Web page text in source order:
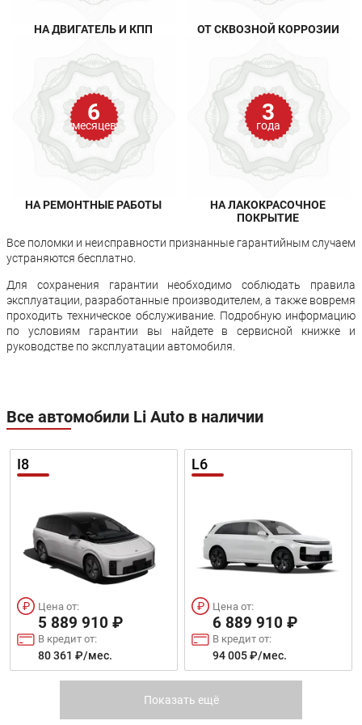
НА ДВИГАТЕЛЬ И КПП ОТ СКВОЗНОЙ КОРРОЗИИ
6
месяцев
НА РЕМОНТНЫЕ РАБОТЫ
3
года
НА ЛАКОКРАСОЧНОЕ
ПОКРЫТИЕ
Все поломки и неисправности признанные гарантийным случаем
устраняются бесплатно.
Для сохранения гарантии необходимо соблюдать правила
эксплуатации, разработанные производителем, а также вовремя
проходить техническое обслуживание. Подробную информацию
по условиям гарантии вы найдете в сервисной книжке и
руководстве по эксплуатации автомобиля.
Все автомобили Li Auto в наличии
I8
Цена от:
5 889 910 ₽
В кредит от:
80 361 ₽/мес.
L6
Цена от:
6 889 910 ₽
В кредит от:
94 005 ₽/мес.
MEGA
Показать ещё